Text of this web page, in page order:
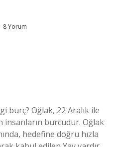
8 Yorum
burç? Oğlak, 22 Aralık ile
insanların burcudur. Oğlak
hedefine doğru hızla